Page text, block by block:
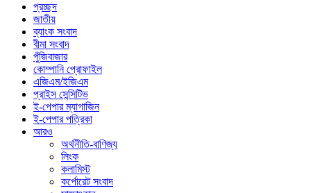
প্রচ্ছদ
জাতীয়
ব্যাংক সংবাদ
বীমা সংবাদ
পুঁজিবাজার
কোম্পানি প্রোফাইল
এজিএম/ইজিএম
প্রাইস সেন্সিটিভ
ই-পেপার ম্যাগাজিন
ই-পেপার পত্রিকা
আরও
অর্থনীতি-বাণিজ্য
লিংক
কলামিস্ট
কর্পোরেট সংবাদ